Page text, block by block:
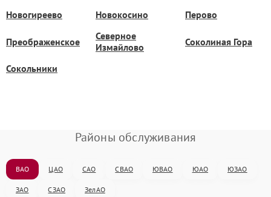
Новогиреево Новокосино Перово
Преображенское
Северное
Измайлово
Соколиная Гора
Сокольники
Районы обслуживания
ВАО ЦАО САО СВАО ЮВАО ЮАО ЮЗАО
ЗАО СЗАО ЗелАО